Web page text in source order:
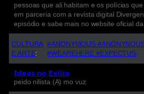
pessoas que ali habitam e os polícias
em parceria com a revista digital
episódio e sabe mais no website oficial da
CULTURA
E ARTE:
#ANONYMOUS
#WEAREHERE #EXPECTUS
Ideas no Exilio
peido nilista (A) mo vuz